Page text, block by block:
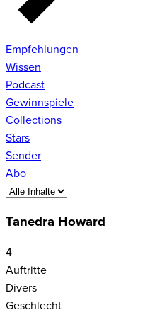
Empfehlungen
Wissen
Podcast
Gewinnspiele
Collections
Stars
Sender
Abo
Tanedra Howard
4
Auftritte
Divers
Geschlecht